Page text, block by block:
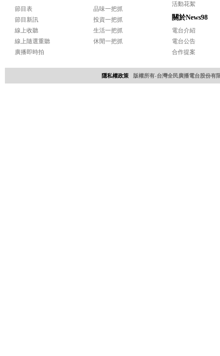
節目表
節目新訊
線上收聽
線上隨選重聽
廣播即時拍
品味一把抓
投資一把抓
生活一把抓
休閒一把抓
活動花絮
關於News98
電台介紹
電台公告
合作提案
隱私權政策 版權所有-台灣全民廣播電台股份有